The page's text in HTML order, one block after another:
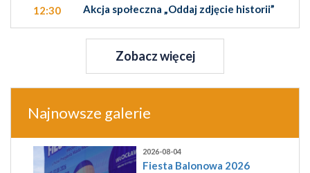
12:30 Akcja społeczna „Oddaj zdjęcie historii”
Zobacz więcej
Najnowsze galerie
2026-08-04
Fiesta Balonowa 2026